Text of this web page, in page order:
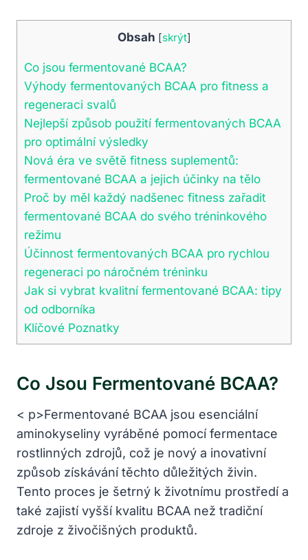
Obsah [skrýt]
Co jsou fermentované BCAA?
Výhody fermentovaných BCAA pro fitness a
regeneraci svalů
Nejlepší způsob použití fermentovaných BCAA
pro optimální výsledky
Nová éra ve světě fitness suplementů:
fermentované BCAA a jejich účinky na tělo
Proč by měl každý nadšenec fitness zařadit
fermentované BCAA do svého tréninkového
režimu
Účinnost fermentovaných BCAA pro rychlou
regeneraci po náročném tréninku
Jak si vybrat kvalitní fermentované BCAA: tipy
od odborníka
Klíčové Poznatky
Co Jsou Fermentované BCAA?
< p>Fermentované BCAA jsou esenciální
aminokyseliny vyráběné pomocí fermentace
rostlinných zdrojů, což je nový a inovativní
způsob získávání těchto důležitých živin.
Tento proces je šetrný k životnímu prostředí a
také zajistí vyšší kvalitu BCAA než tradiční
zdroje z živočišných produktů.